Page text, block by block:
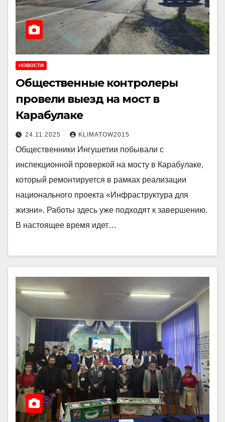
НОВОСТИ
Общественные контролеры
провели выезд на мост в
Карабулаке
24.11.2025 KLIMATOW2015
Общественники Ингушетии побывали с
инспекционной проверкой на мосту в Карабулаке,
который ремонтируется в рамках реализации
национального проекта «Инфраструктура для
жизни». Работы здесь уже подходят к завершению.
В настоящее время идет…